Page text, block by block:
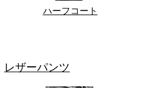
ハーフコート
レザーパンツ